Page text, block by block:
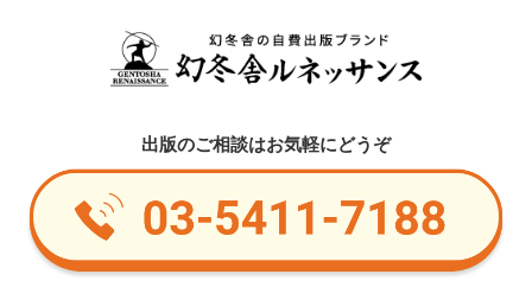
出版のご相談はお気軽にどうぞ